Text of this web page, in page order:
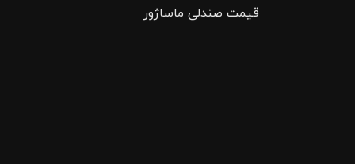
قیمت صندلی ماساژور